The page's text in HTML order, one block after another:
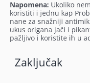
Napomena: Ukoliko
koristiti i jednu kap
nane za snažniji
ukus origana jači i
pažljivo i koristite ih u
Zaključak